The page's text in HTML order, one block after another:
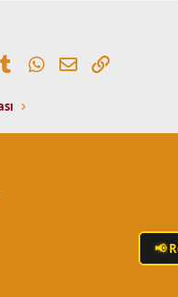
TumblrWhatsApp
E-postaLink
📢